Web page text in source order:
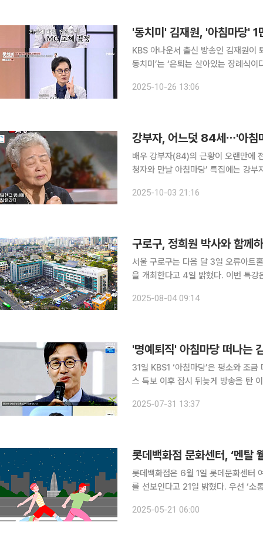
KBS 아나운서 출신 방송인 김재원이 퇴사를 결심한
동치미’는 ‘은퇴는 살아있는 장례식
리했기 때문에 영광스럽기도 하고 마
2025-10-26 13:06
강부자, 어느덧 84세⋯'아침
배우 강부자(84)의 근황이 오랜만에 전해졌다. 3일 방송된 KBS 1TV ‘아침마당
청자와 만날 아침마당’ 특집에는 강부자가 출연해 시
2025-10-03 21:16
구로구, 정희원 박사와 함께
서울 구로구는 다음 달 3일 오류아트
을 개최한다고 4일 밝혔다. 이번 특강은 정 박사가 강사로 나서 바쁜 일상 속 내면의 속도를 조절해
총괄관을 맡은 정 박사는 ‘유 퀴즈 온
2025-08-04 09:14
'명예퇴직' 아침마당 떠나는
31일 KBS1 ‘아침마당’은 평소와 조
스 특보 이후 잠시 뒤늦게 방송을 탄 이
치로 말문을 열었다. 이어 “우리나라
2025-07-31 13:37
롯데백화점 문화센터, ‘멘탈
롯데백화점은 6월 1일 롯데문화센터
를 선보인다고 21일 밝혔다. 우선 ‘소통의 기술’을 주제로 다양한 강좌를 선보인다. 대표적으로 ‘이
송 프로그램에서 활약하고 있는 이호
2025-05-21 06:00